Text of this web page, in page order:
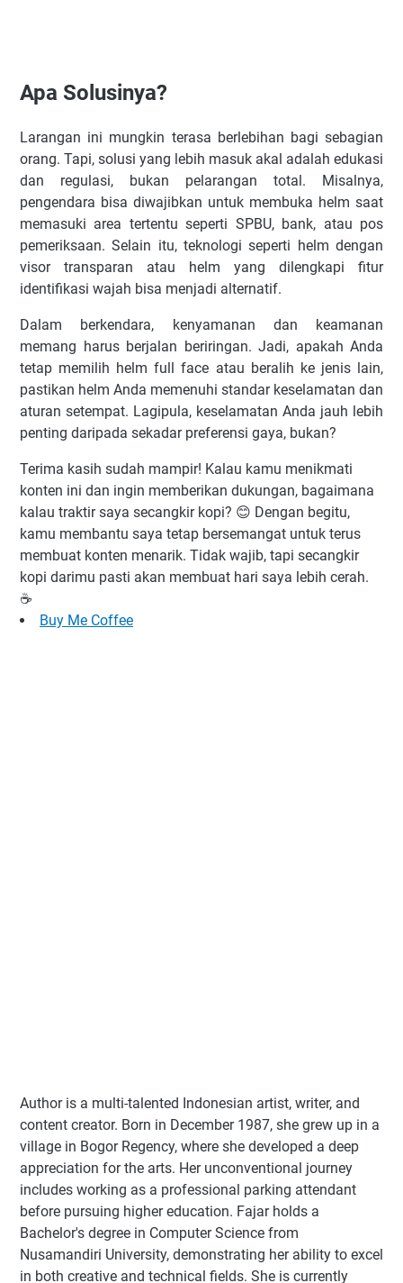
Apa Solusinya?
Larangan ini mungkin terasa berlebihan bagi sebagian
orang. Tapi, solusi yang lebih masuk akal adalah edukasi
dan regulasi, bukan pelarangan total. Misalnya,
pengendara bisa diwajibkan untuk membuka helm saat
memasuki area tertentu seperti SPBU, bank, atau pos
pemeriksaan. Selain itu, teknologi seperti helm dengan
visor transparan atau helm yang dilengkapi fitur
identifikasi wajah bisa menjadi alternatif.
Dalam berkendara, kenyamanan dan keamanan
memang harus berjalan beriringan. Jadi, apakah Anda
tetap memilih helm full face atau beralih ke jenis lain,
pastikan helm Anda memenuhi standar keselamatan dan
aturan setempat. Lagipula, keselamatan Anda jauh lebih
penting daripada sekadar preferensi gaya, bukan?
Terima kasih sudah mampir! Kalau kamu menikmati
konten ini dan ingin memberikan dukungan, bagaimana
kalau traktir saya secangkir kopi? 😊 Dengan begitu,
kamu membantu saya tetap bersemangat untuk terus
membuat konten menarik. Tidak wajib, tapi secangkir
kopi darimu pasti akan membuat hari saya lebih cerah.
☕️
Buy Me Coffee
Author is a multi-talented Indonesian artist, writer, and
content creator. Born in December 1987, she grew up in a
village in Bogor Regency, where she developed a deep
appreciation for the arts. Her unconventional journey
includes working as a professional parking attendant
before pursuing higher education. Fajar holds a
Bachelor's degree in Computer Science from
Nusamandiri University, demonstrating her ability to excel
in both creative and technical fields. She is currently